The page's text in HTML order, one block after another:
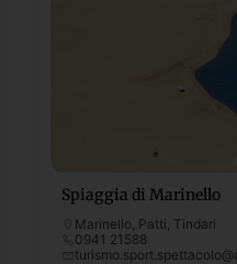
Spiaggia di Marinello
Marinello Patti Tindari
0941 21588